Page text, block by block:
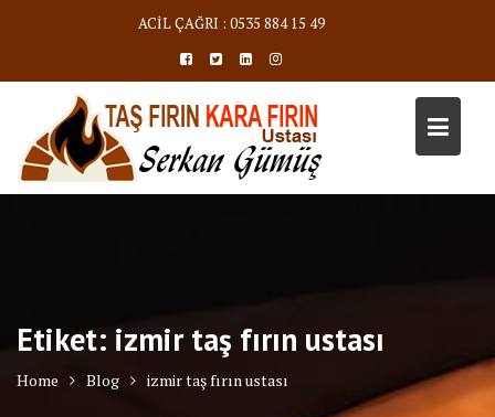
ACİL ÇAĞRI : 0535 884 15 49
Etiket: izmir taş fırın ustası
Home Blog izmir taş fırın ustası